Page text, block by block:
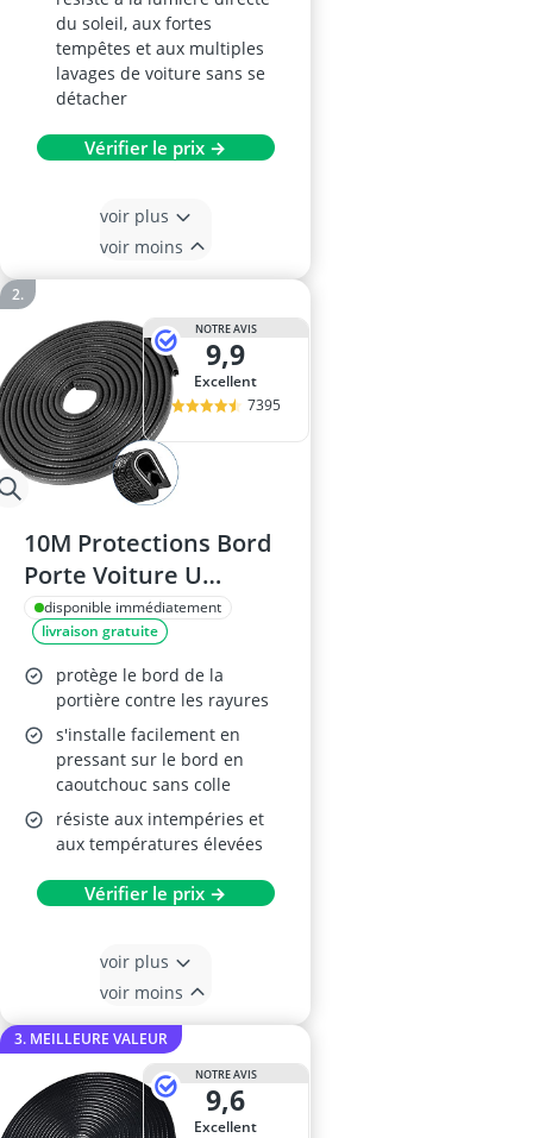
du soleil, aux fortes
tempêtes et aux multiples
lavages de voiture sans se
détacher
Vérifier le prix →
voir plus
voir moins
NOTRE AVIS
9,9
Excellent
7395
10M Protections Bord
Porte Voiture U
Caoutchouc Noir
disponible immédiatement
livraison gratuite
protège le bord de la
portière contre les rayures
s'installe facilement en
pressant sur le bord en
caoutchouc sans colle
résiste aux intempéries et
aux températures élevées
Vérifier le prix →
voir plus
voir moins
3. MEILLEURE VALEUR
NOTRE AVIS
9,6
Excellent